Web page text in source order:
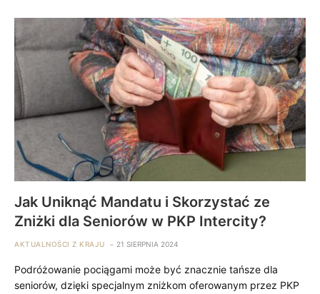
Jak Uniknąć Mandatu i Skorzystać ze
Zniżki dla Seniorów w PKP Intercity?
AKTUALNOŚCI Z KRAJU 21 SIERPNIA 2024
Podróżowanie pociągami może być znacznie tańsze dla
seniorów, dzięki specjalnym zniżkom oferowanym przez PKP